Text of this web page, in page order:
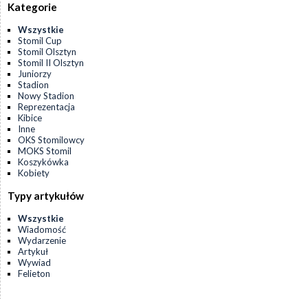
Kategorie
Wszystkie
Stomil Cup
Stomil Olsztyn
Stomil II Olsztyn
Juniorzy
Stadion
Nowy Stadion
Reprezentacja
Kibice
Inne
OKS Stomilowcy
MOKS Stomil
Koszykówka
Kobiety
Typy artykułów
Wszystkie
Wiadomość
Wydarzenie
Artykuł
Wywiad
Felieton